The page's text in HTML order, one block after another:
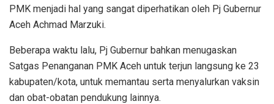
PMK menjadi hal yang sangat diperhatikan oleh Pj Gubernur
Aceh Achmad Marzuki.
Beberapa waktu lalu, Pj Gubernur bahkan menugaskan
Satgas Penanganan PMK Aceh untuk terjun langsung ke 23
kabupaten/kota, untuk memantau serta menyalurkan vaksin
dan obat-obatan pendukung lainnya.